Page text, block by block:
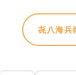
㐂八海兵